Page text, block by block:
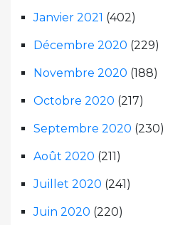
Janvier 2021 (402)
Décembre 2020 (229)
Novembre 2020 (188)
Octobre 2020 (217)
Septembre 2020 (230)
Août 2020 (211)
Juillet 2020 (241)
Juin 2020 (220)